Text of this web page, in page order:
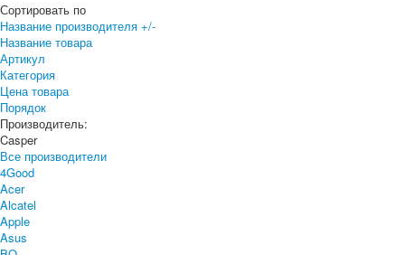
+7 383-299-65-46
Сортировать по
Название производителя +/-
Название товара
Артикул
Категория
Цена товара
Порядок
Производитель:
Casper
Все производители
4Good
Acer
Alcatel
Apple
Asus